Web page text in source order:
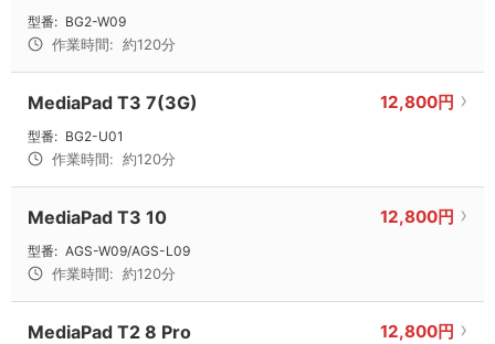
型番: BG2-W09
作業時間: 約120分
MediaPad T3 7(3G) 12,800円
型番: BG2-U01
作業時間: 約120分
MediaPad T3 10 12,800円
型番: AGS-W09/AGS-L09
作業時間: 約120分
MediaPad T2 8 Pro 12,800円